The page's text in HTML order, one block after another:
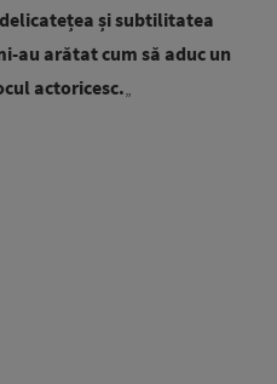
și subtilitatea
au arătat cum să aduc un
actoricesc.„